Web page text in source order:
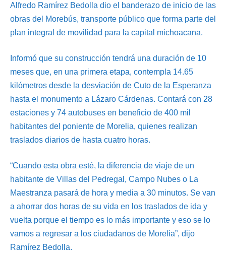
Alfredo Ramírez Bedolla dio el banderazo de inicio de las
obras del Morebús, transporte público que forma parte del
plan integral de movilidad para la capital michoacana.
Informó que su construcción tendrá una duración de 10
meses que, en una primera etapa, contempla 14.65
kilómetros desde la desviación de Cuto de la Esperanza
hasta el monumento a Lázaro Cárdenas. Contará con 28
estaciones y 74 autobuses en beneficio de 400 mil
habitantes del poniente de Morelia, quienes realizan
traslados diarios de hasta cuatro horas.
“Cuando esta obra esté, la diferencia de viaje de un
habitante de Villas del Pedregal, Campo Nubes o La
Maestranza pasará de hora y media a 30 minutos. Se van
a ahorrar dos horas de su vida en los traslados de ida y
vuelta porque el tiempo es lo más importante y eso se lo
vamos a regresar a los ciudadanos de Morelia”, dijo
Ramírez Bedolla.